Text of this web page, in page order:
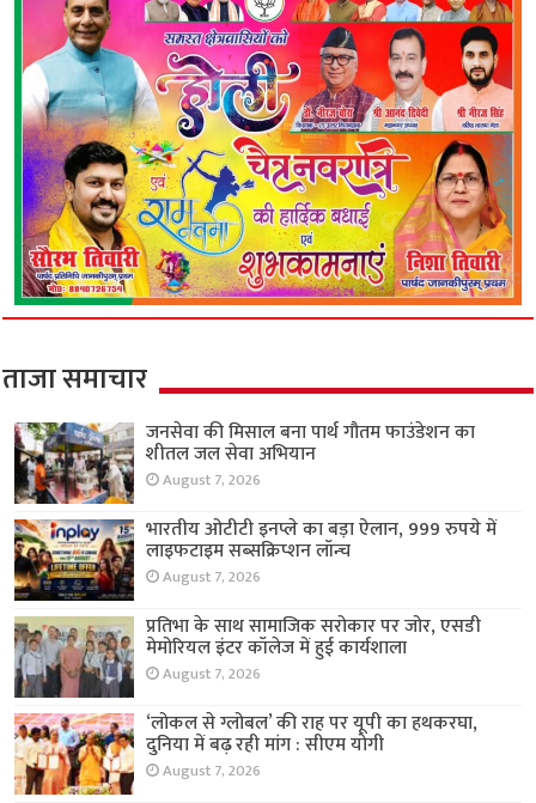
ताजा समाचार
जनसेवा की मिसाल बना पार्थ गौतम फाउंडेशन का
शीतल जल सेवा अभियान
August 7, 2026
भारतीय ओटीटी इनप्ले का बड़ा ऐलान, 999 रुपये में
लाइफटाइम सब्सक्रिप्शन लॉन्च
August 7, 2026
प्रतिभा के साथ सामाजिक सरोकार पर जोर, एसडी
मेमोरियल इंटर कॉलेज में हुई कार्यशाला
August 7, 2026
‘लोकल से ग्लोबल’ की राह पर यूपी का हथकरघा,
दुनिया में बढ़ रही मांग : सीएम योगी
August 7, 2026